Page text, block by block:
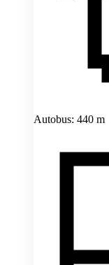
Autobus: 440 m